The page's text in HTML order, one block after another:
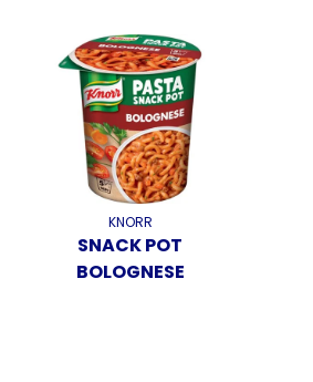
KNORR
SNACK POT
BOLOGNESE